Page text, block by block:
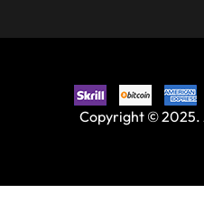
Copyright © 2025.